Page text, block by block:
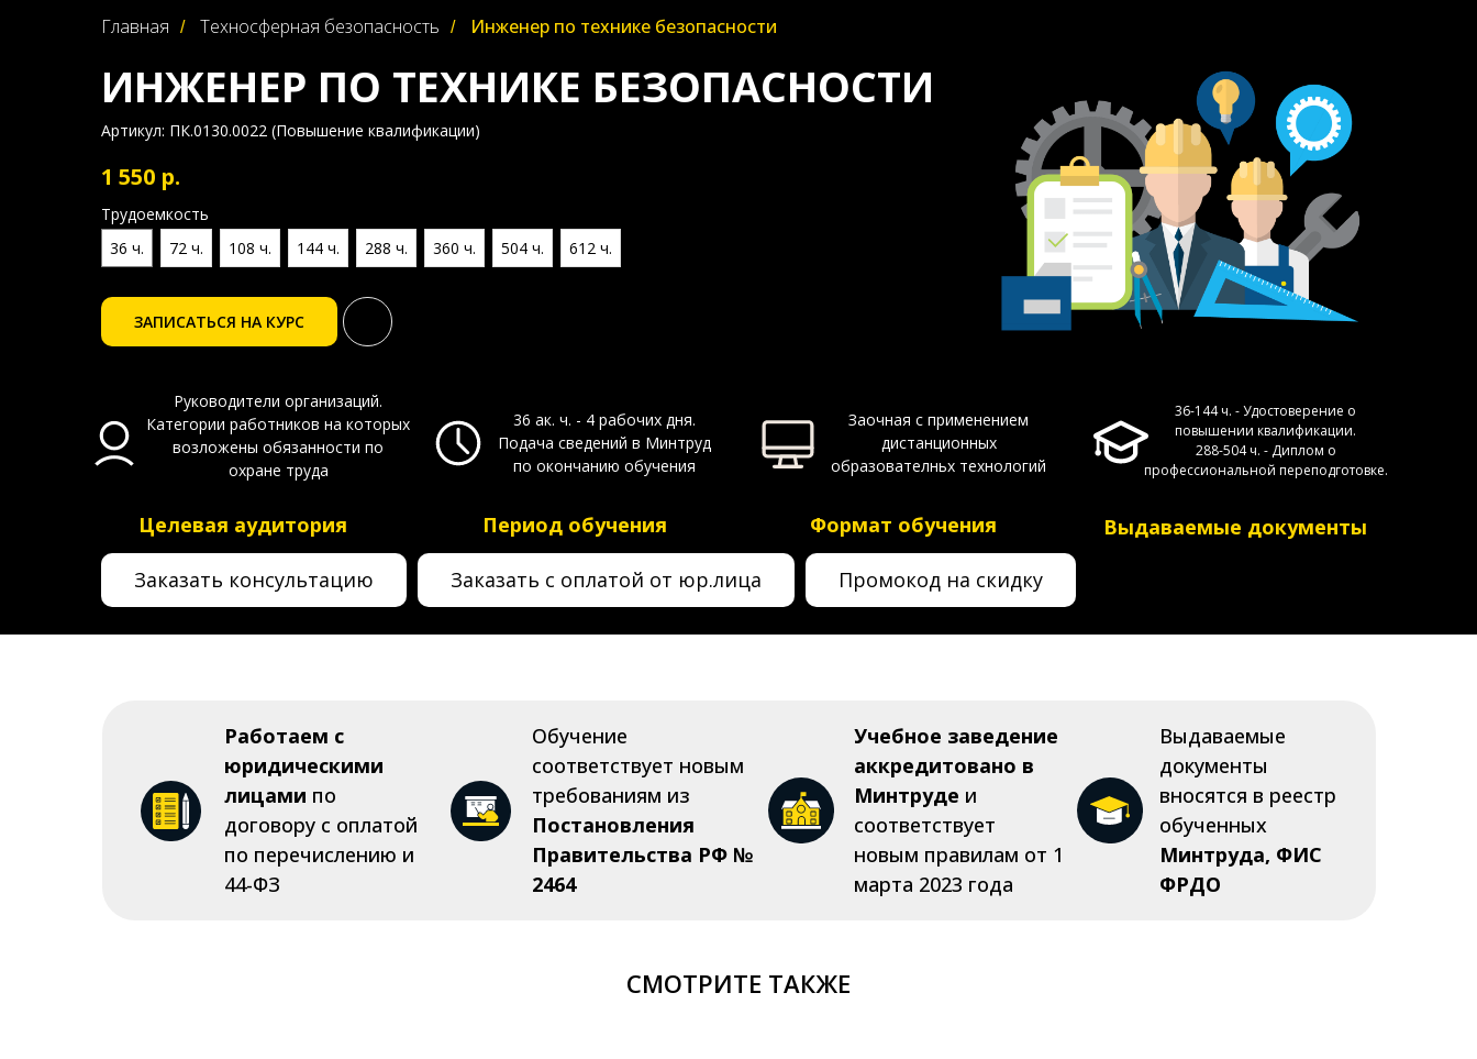
Главная / Техносферная безопасность / Инженер по технике безопасности
ИНЖЕНЕР ПО ТЕХНИКЕ БЕЗОПАСНОСТИ
Артикул: ПК.0130.0022 (Повышение квалификации)
1 550 р.
Трудоемкость
36 ч.
72 ч. 108 ч. 144 ч. 288 ч. 360 ч. 504 ч. 612 ч.
ЗАПИСАТЬСЯ НА КУРС
36-144 ч. - Удостоверение о
повышении квалификации.
288-504 ч. - Диплом о
профессиональной переподготовке.
36 ак. ч. - 4 рабочих дня.
Подача сведений в Минтруд
по окончанию обучения
Заочная с применением
дистанционных
образователньх технологий
Руководители организаций.
Категории работников на которых
возложены обязанности по
охране труда
Выдаваемые документы
Формат обучения
Период обучения
Целевая аудитория
Заказать консультацию Заказать с оплатой от юр.лица Промокод на скидку
Выдаваемые
документы
вносятся в реестр
обученных
Минтруда, ФИС
ФРДО
Учебное заведение
аккредитовано в
Минтруде и
соответствует
новым правилам от 1
марта 2023 года
Обучение
соответствует новым
требованиям из
Постановления
Правительства РФ №
2464
Работаем с
юридическими
лицами по
договору с оплатой
по перечислению и
44-ФЗ
СМОТРИТЕ ТАКЖЕ